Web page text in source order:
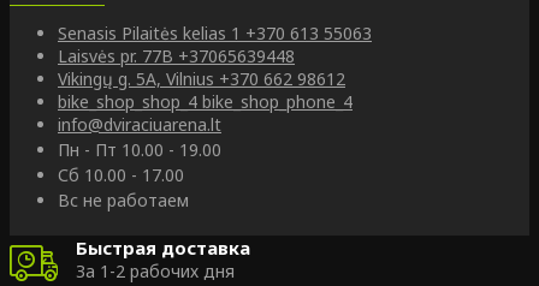
Senasis Pilaitės kelias 1 +370 613 55063
Laisvės pr. 77B +37065639448
Vikingų g. 5A, Vilnius +370 662 98612
bike_shop_shop_4 bike_shop_phone_4
info@dviraciuarena.lt
Пн - Пт 10.00 - 19.00
Сб 10.00 - 17.00
Вс не работаем
Быстрая доставка
За 1-2 рабочих дня